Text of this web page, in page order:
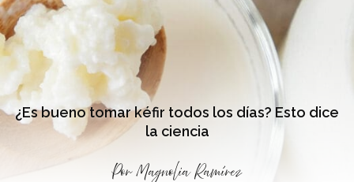
¿Es bueno tomar kéfir todos los días? Esto dice
la ciencia
Por Magnolia Ramírez